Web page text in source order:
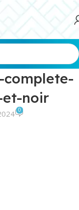
complete-
noir
0